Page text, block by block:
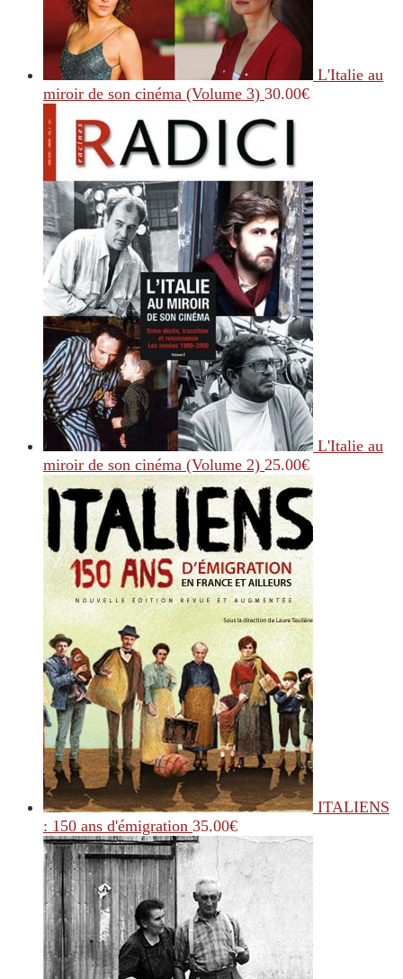
L'Italie au
miroir de son cinéma (Volume 3) 30.00€
L'Italie au
miroir de son cinéma (Volume 2) 25.00€
ITALIENS
: 150 ans d'émigration 35.00€